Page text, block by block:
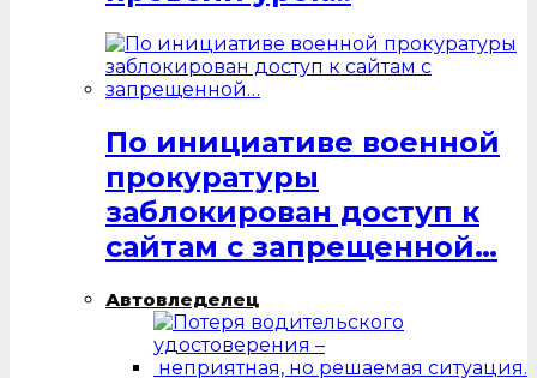
По инициативе военной
прокуратуры
заблокирован доступ к
сайтам с запрещенной…
Автовледелец